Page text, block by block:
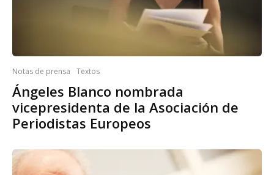
Notas de prensa Textos
Ángeles Blanco nombrada
vicepresidenta de la Asociación de
Periodistas Europeos